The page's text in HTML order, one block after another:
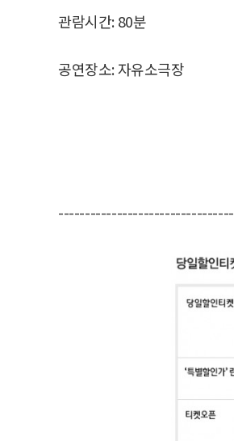
관람시간: 80분
공연장소: 자유소극장